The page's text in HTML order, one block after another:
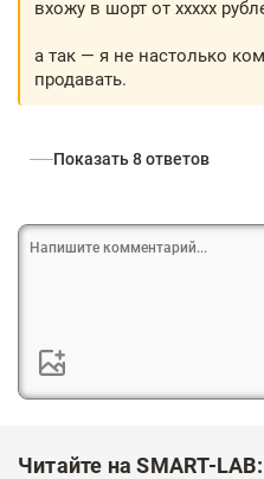
вхожу в шорт от ххххх
а так — я не настолько
продавать.
Показать 8 ответов
Читайте на SMART-LAB: